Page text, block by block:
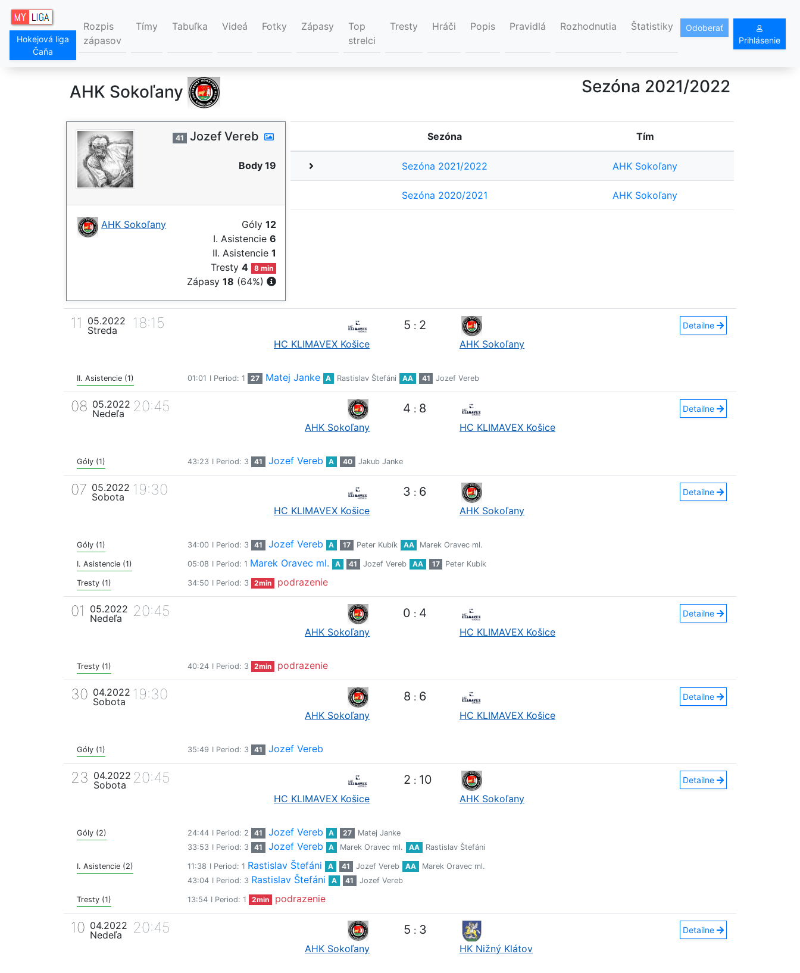
Hokejová liga
Čaňa
Rozpis
zápasov
Tímy Tabuľka Videá Fotky Zápasy
Top
strelci
Tresty Hráči Popis Pravidlá Rozhodnutia Štatistiky
Odoberať
Prihlásenie
AHK Sokoľany Sezóna 2021/2022
41 Jozef Vereb
Body 19
AHK Sokoľany Góly 12
I. Asistencie 6
II. Asistencie 1
Tresty4 8 min
Zápasy 18 (64%)
Sezóna Tím
Sezóna 2021/2022 AHK Sokoľany
Sezóna 2020/2021 AHK Sokoľany
11
05.2022
Streda
18:15
HC KLIMAVEX Košice
5 : 2
AHK Sokoľany
Detailne
II. Asistencie (1) 01:01 I Period: 1 27 Matej Janke A Rastislav Štefáni AA 41 Jozef Vereb
08 05.2022
Nedeľa
20:45
AHK Sokoľany
4 : 8
HC KLIMAVEX Košice
Detailne
Góly (1) 43:23 I Period: 3 41 Jozef Vereb A 40 Jakub Janke
07 05.2022
Sobota
19:30
HC KLIMAVEX Košice
3 : 6
AHK Sokoľany
Detailne
Góly (1) 34:00 I Period: 3 41 Jozef Vereb A 17 Peter Kubík AA Marek Oravec ml.
I. Asistencie (1) 05:08 I Period: 1 Marek Oravec ml. A 41 Jozef Vereb AA 17 Peter Kubík
Tresty (1) 34:50 I Period: 3 2min podrazenie
01
05.2022
Nedeľa
20:45
AHK Sokoľany
0 : 4
HC KLIMAVEX Košice
Detailne
Tresty (1) 40:24 I Period: 3 2min podrazenie
30 04.2022
Sobota
19:30
AHK Sokoľany
8 : 6
HC KLIMAVEX Košice
Detailne
Góly (1) 35:49 I Period: 3 41 Jozef Vereb
23 04.2022
Sobota
20:45
HC KLIMAVEX Košice
2 : 10
AHK Sokoľany
Detailne
Góly (2) 24:44 I Period: 2 41 Jozef Vereb A 27
Matej Janke
33:53 I Period: 3 41 Jozef Vereb A Marek Oravec ml. AA Rastislav Štefáni
I. Asistencie (2) 11:38 I Period: 1 Rastislav Štefáni A 41 Jozef Vereb AA
Marek Oravec ml.
43:04 I Period: 3 Rastislav Štefáni A 41 Jozef Vereb
Tresty (1) 13:54 I Period: 1 2min podrazenie
10 04.2022
Nedeľa
20:45
AHK Sokoľany
5 : 3
HK Nižný Klátov
Detailne